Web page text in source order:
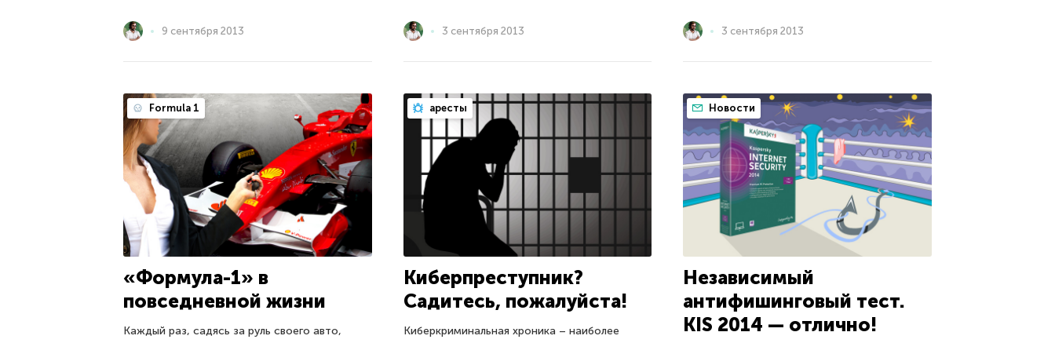
9 сентября 2013 3 сентября 2013 3 сентября 2013
Formula 1
«Формула-1» в
повседневной жизни
Каждый раз, садясь за руль своего авто,
аресты
Киберпреступник?
Садитесь, пожалуйста!
Киберкриминальная хроника – наиболее
Новости
Независимый
антифишинговый тест.
KIS 2014 — отлично!